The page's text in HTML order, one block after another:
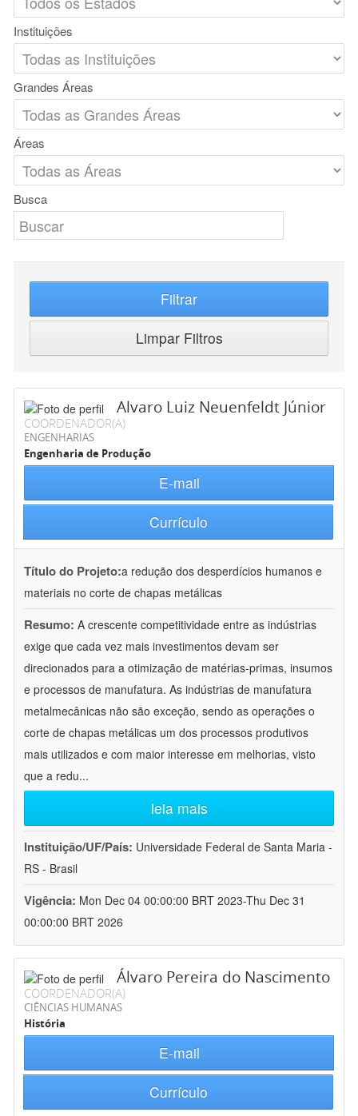
Instituições
Grandes Áreas
Áreas
Busca
Filtrar
Limpar Filtros
Alvaro Luiz Neuenfeldt Júnior
COORDENADOR(A)
ENGENHARIAS
Engenharia de Produção
E-mail
Currículo
Título do Projeto:a redução dos desperdícios humanos e
materiais no corte de chapas metálicas
Resumo: A crescente competitividade entre as indústrias
exige que cada vez mais investimentos devam ser
direcionados para a otimização de matérias-primas, insumos
e processos de manufatura. As indústrias de manufatura
metalmecânicas não são exceção, sendo as operações o
corte de chapas metálicas um dos processos produtivos
mais utilizados e com maior interesse em melhorias, visto
que a redu...
leia mais
Instituição/UF/País: Universidade Federal de Santa Maria -
RS - Brasil
Vigência: Mon Dec 04 00:00:00 BRT 2023-Thu Dec 31
00:00:00 BRT 2026
Álvaro Pereira do Nascimento
COORDENADOR(A)
CIÊNCIAS HUMANAS
História
E-mail
Currículo